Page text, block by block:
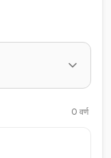
0 वर्ण